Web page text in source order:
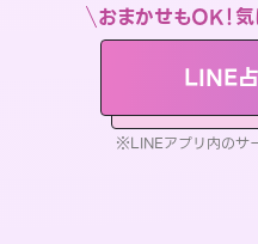
おまかせもOK！
LINE
※LINEアプリ内のサ